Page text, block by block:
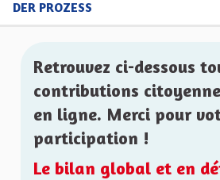
DER PROZESS
Retrouvez ci-dessous
contributions
en ligne. Merci pour
participation !
Le bilan global et en